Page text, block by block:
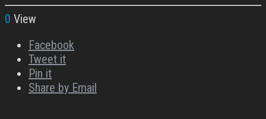
0 View
Facebook
Tweet it
Pin it
Share by Email